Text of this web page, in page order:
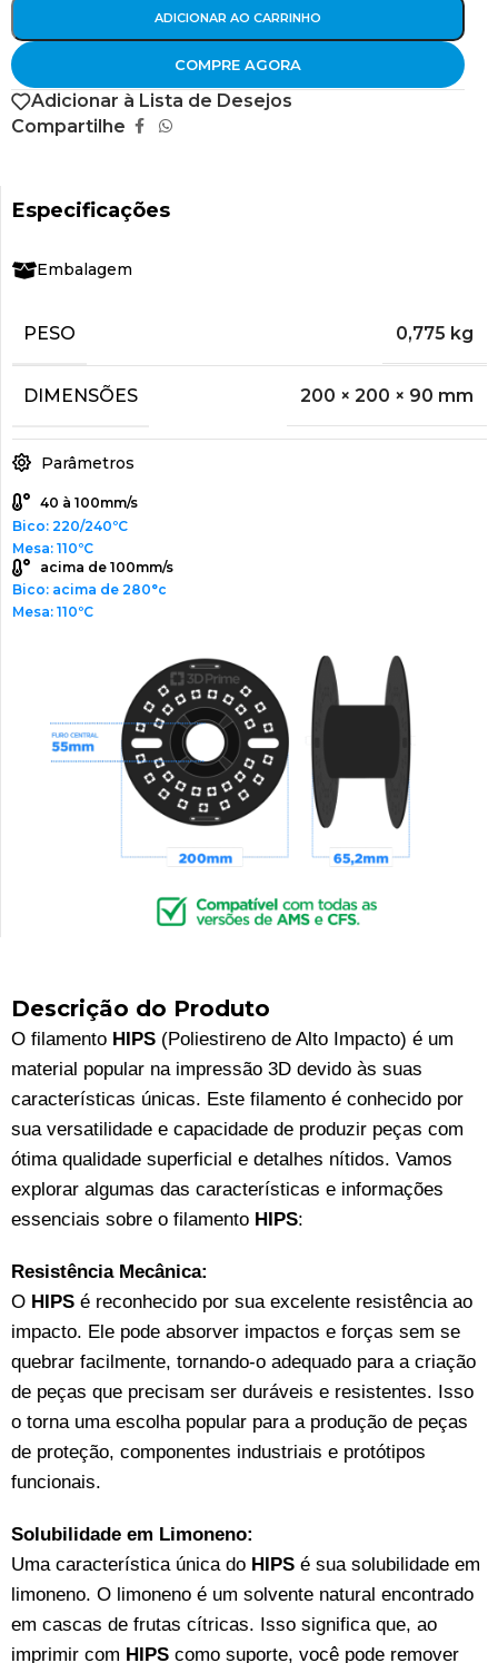
ADICIONAR AO CARRINHO
COMPRE AGORA
Adicionar à Lista de Desejos
Compartilhe
Especificações
Embalagem
PESO 0,775 kg
DIMENSÕES 200 × 200 × 90 mm
Parâmetros
40 à 100mm/s
Bico: 220/240ºC
Mesa: 110ºC
acima de 100mm/s
Bico: acima de 280°c
Mesa: 110ºC
Descrição do Produto
O filamento HIPS (Poliestireno de Alto Impacto) é um
material popular na impressão 3D devido às suas
características únicas. Este filamento é conhecido por
sua versatilidade e capacidade de produzir peças com
ótima qualidade superficial e detalhes nítidos. Vamos
explorar algumas das características e informações
essenciais sobre o filamento HIPS:
Resistência Mecânica:
O HIPS é reconhecido por sua excelente resistência ao
impacto. Ele pode absorver impactos e forças sem se
quebrar facilmente, tornando-o adequado para a criação
de peças que precisam ser duráveis e resistentes. Isso
o torna uma escolha popular para a produção de peças
de proteção, componentes industriais e protótipos
funcionais.
Solubilidade em Limoneno:
Uma característica única do HIPS é sua solubilidade em
limoneno. O limoneno é um solvente natural encontrado
em cascas de frutas cítricas. Isso significa que, ao
imprimir com HIPS como suporte, você pode remover